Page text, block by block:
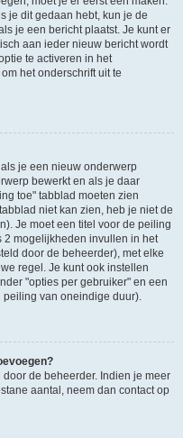
je dit gedaan hebt, kun je de
je een bericht plaatst. Je kunt er
aan ieder nieuw bericht wordt
te activeren in het
het onderschrift uit te
je een nieuw onderwerp
bewerkt en als je daar
toe" tabblad moeten zien
niet kan zien, heb je niet de
Je moet een titel voor de peiling
mogelijkheden invullen in het
door de beheerder), met elke
regel. Je kunt ook instellen
"opties per gebruiker" en een
van oneindige duur).
de beheerder. Indien je meer
aantal, neem dan contact op